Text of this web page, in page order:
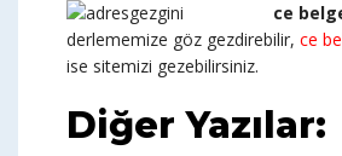
ce
derlememize göz gezdirebilir, ce
ise sitemizi gezebilirsiniz.
Diğer Yazılar: